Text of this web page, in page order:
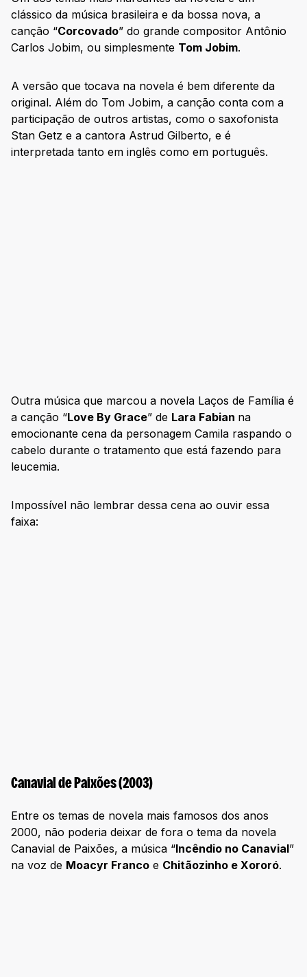
clássico da música brasileira e da bossa nova, a
canção “Corcovado” do grande compositor Antônio
Carlos Jobim, ou simplesmente Tom Jobim.
A versão que tocava na novela é bem diferente da
original. Além do Tom Jobim, a canção conta com a
participação de outros artistas, como o saxofonista
Stan Getz e a cantora Astrud Gilberto, e é
interpretada tanto em inglês como em português.
Outra música que marcou a novela Laços de Família é
a canção “Love By Grace” de Lara Fabian na
emocionante cena da personagem Camila raspando o
cabelo durante o tratamento que está fazendo para
leucemia.
Impossível não lembrar dessa cena ao ouvir essa
faixa:
Canavial de Paixões (2003)
Entre os temas de novela mais famosos dos anos
2000, não poderia deixar de fora o tema da novela
Canavial de Paixões, a música “Incêndio no Canavial”
na voz de Moacyr Franco e Chitãozinho e Xororó.